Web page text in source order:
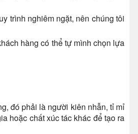
trình nghiêm ngặt, nên chúng tôi
hàng có thể tự mình chọn lựa
đó phải là người kiên nhẫn, tỉ mỉ
hoặc chất xúc tác khác để tạo ra